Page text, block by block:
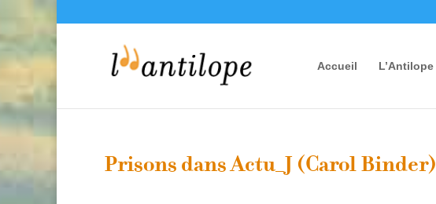
Accueil L’Antilope
Prisons dans Actu_J (Carol Binder)